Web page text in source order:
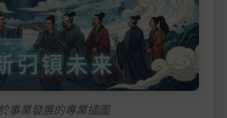
事業發展的專業插圖